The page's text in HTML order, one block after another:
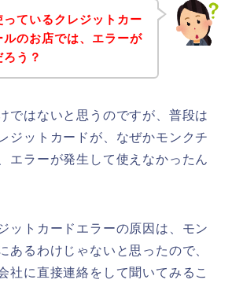
ているクレジットカー
ルのお店では、エラーが
う？
ではないと思うのですが、普段は
ジットカードが、なぜかモンクチ
エラーが発生して使えなかったん
ットカードエラーの原因は、モン
あるわけじゃないと思ったので、
社に直接連絡をして聞いてみるこ